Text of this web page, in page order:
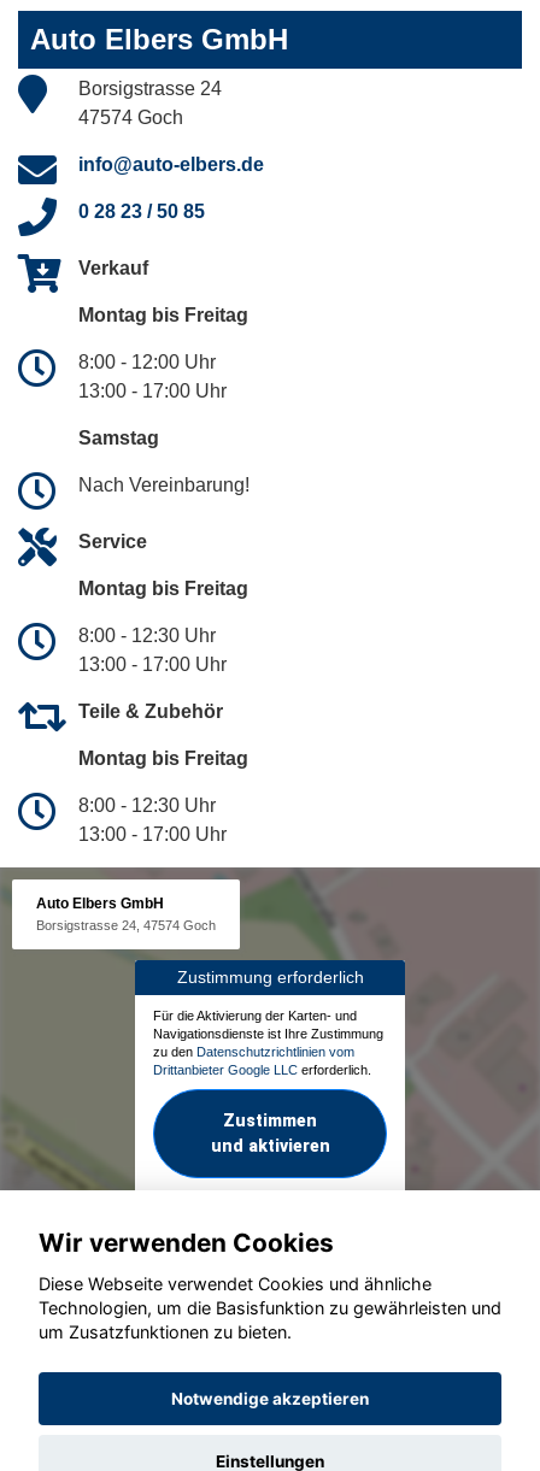
Auto Elbers GmbH
Borsigstrasse 24
47574 Goch
info@auto-elbers.de
0 28 23 / 50 85
Verkauf
Montag bis Freitag
8:00 - 12:00 Uhr
13:00 - 17:00 Uhr
Samstag
Nach Vereinbarung!
Service
Montag bis Freitag
8:00 - 12:30 Uhr
13:00 - 17:00 Uhr
Teile & Zubehör
Montag bis Freitag
8:00 - 12:30 Uhr
13:00 - 17:00 Uhr
Auto Elbers GmbH
Borsigstrasse 24, 47574 Goch
Zustimmung erforderlich
Für die Aktivierung der Karten- und
Navigationsdienste ist Ihre Zustimmung
zu den Datenschutzrichtlinien vom
Drittanbieter Google LLC erforderlich.
Zustimmen
und aktivieren
© konjunkturmotor.de GmbH 2020 - 2026
Wir verwenden Cookies
Diese Webseite verwendet Cookies und ähnliche
Technologien, um die Basisfunktion zu gewährleisten und
um Zusatzfunktionen zu bieten.
Notwendige akzeptieren
Einstellungen